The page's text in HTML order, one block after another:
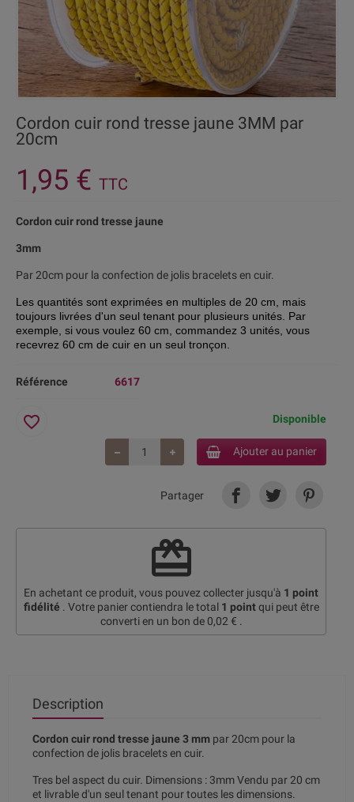
Cordon cuir rond tresse jaune 3MM par
20cm
1,95 € TTC
Cordon cuir rond tresse jaune
3mm
Par 20cm pour la confection de jolis bracelets en cuir.
Les quantités sont exprimées en multiples de 20 cm, mais
toujours livrées d'un seul tenant pour plusieurs unités. Par
exemple, si vous voulez 60 cm, commandez 3 unités, vous
recevrez 60 cm de cuir en un seul tronçon.
Référence 6617
Disponible
Ajouter au panier
favorite_border
Partager
redeem
En achetant ce produit, vous pouvez collecter jusqu'à 1 point
fidélité . Votre panier contiendra le total 1 pointqui peut être
converti en un bon de 0,02 € .
Description
Cordon cuir rond tresse jaune 3 mm par 20cm pour la
confection de jolis bracelets en cuir.
Tres bel aspect du cuir. Dimensions : 3mm Vendu par 20 cm
et livrable d'un seul tenant pour toutes les dimensions.